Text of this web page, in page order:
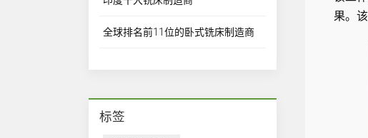
果。
全球排名前11位的卧式铣床制造商
标签